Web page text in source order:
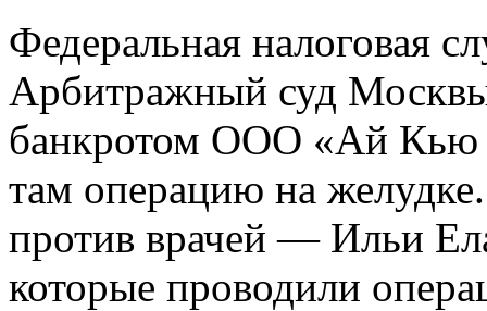
Федеральная налоговая
Арбитражный суд
банкротом ООО «Ай Кью
там операцию на
против врачей — Ильи
которые проводили